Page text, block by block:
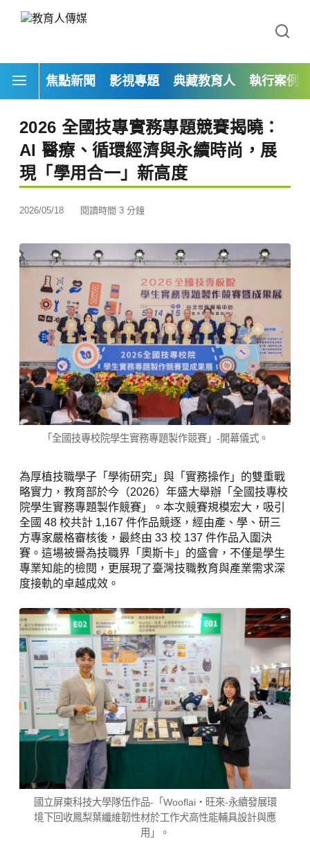
焦點新聞 影視專題 典藏教育人 執行案例
2026 全國技專實務專題競賽揭曉：
AI 醫療、循環經濟與永續時尚，展
現「學用合一」新高度
2026/05/18 閱讀時間 3 分鐘
「全國技專校院學生實務專題製作競賽」-開幕儀式。
為厚植技職學子「學術研究」與「實務操作」的雙重戰
略實力，教育部於今（2026）年盛大舉辦「全國技專校
院學生實務專題製作競賽」。本次競賽規模宏大，吸引
全國 48 校共計 1,167 件作品競逐，經由產、學、研三
方專家嚴格審核後，最終由 33 校 137 件作品入圍決
賽。這場被譽為技職界「奧斯卡」的盛會，不僅是學生
專業知能的檢閱，更展現了臺灣技職教育與產業需求深
度接軌的卓越成效。
國立屏東科技大學隊伍作品-「Wooflai・旺來-永續發展環
境下回收鳳梨葉纖維韌性材於工作犬高性能輔具設計與應
用」。